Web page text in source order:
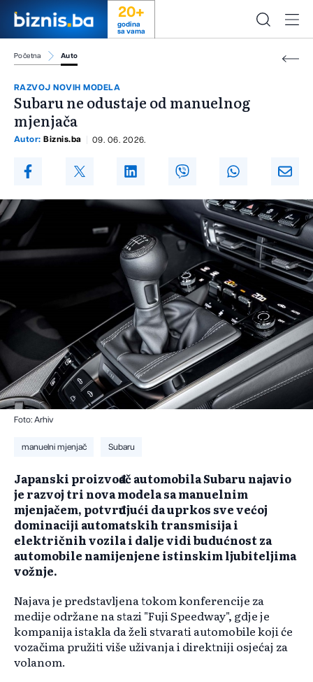
20+
godina
sa vama
Početna Auto
RAZVOJ NOVIH MODELA
Subaru ne odustaje od manuelnog
mjenjača
Autor: Biznis.ba 09. 06. 2026.
Foto: Arhiv
manuelni mjenjač Subaru
​Japanski proizvođač automobila Subaru najavio
je razvoj tri nova modela sa manuelnim
mjenjačem, potvrđujući da uprkos sve većoj
dominaciji automatskih transmisija i
električnih vozila i dalje vidi budućnost za
automobile namijenjene istinskim ljubiteljima
vožnje.
Najava je predstavljena tokom konferencije za
medije održane na stazi "Fuji Speedway", gdje je
kompanija istakla da želi stvarati automobile koji će
vozačima pružiti više uživanja i direktniji osjećaj za
volanom.